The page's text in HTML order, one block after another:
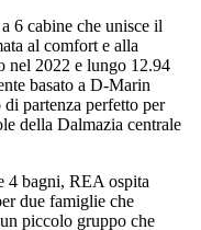
6 cabine che unisce il
al comfort e alla
nel 2022 e lungo 12.94
basato a D-Marin
partenza perfetto per
della Dalmazia centrale
4 bagni, REA ospita
due famiglie che
piccolo gruppo che